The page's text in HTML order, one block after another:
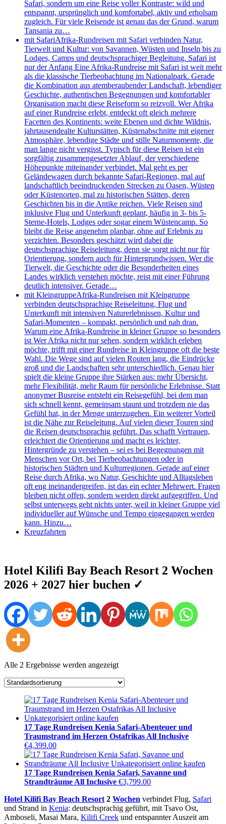
Safari, sondern um eine Reise voller Kontraste: wild und
entspannt, ursprünglich und komfortabel, aktiv und erholsam
zugleich. Für viele Reisende ist genau das der Grund, warum
Tansania zu…
mit SafariAfrika-Rundreisen mit Safari verbinden Natur,
Tierwelt und Kultur: von Savannen, Wüsten und Inseln bis zu
Lodges, Camps und deutschsprachiger Begleitung. Safari ist
nur der Anfang Eine Afrika-Rundreise mit Safari ist weit mehr
als die klassische Tierbeobachtung im Nationalpark. Gerade
die Kombination aus atemberaubender Landschaft, lebendiger
Geschichte, authentischen Begegnungen und komfortabler
Organisation macht diese Reiseform so reizvoll. Wer Afrika
auf einer Rundreise erlebt, entdeckt oft gleich mehrere
Facetten des Kontinents: weite Ebenen und dichte Wildnis,
jahrtausendealte Kulturstätten, Küstenabschnitte mit eigener
Atmosphäre, lebendige Städte und stille Naturmomente, die
man lange nicht vergisst. Typisch für diese Reisen ist ein
sorgfältig zusammengesetzter Ablauf, der verschiedene
Höhepunkte miteinander verbindet. Mal geht es per
Geländewagen durch bekannte Safari-Regionen, mal auf
landschaftlich beeindruckenden Strecken zu Oasen, Wüsten
oder Küstenorten, mal zu historischen Stätten, deren
Geschichten bis in die Antike reichen. Viele Reisen sind
inklusive Flug und Unterkunft geplant, häufig in 3- bis 5-
Sterne-Hotels, Lodges oder sogar einem Wüstencamp. So
bleibt die Reise angenehm planbar, ohne auf Erlebnis zu
verzichten. Besonders geschätzt wird dabei die
deutschsprachige Reiseleitung, denn sie sorgt nicht nur für
Orientierung, sondern auch für Hintergrundwissen. Wer die
Tierwelt, die Geschichte oder die Besonderheiten eines
Landes wirklich verstehen möchte, reist mit einer Führung
deutlich intensiver. Gerade…
mit KleingruppeAfrika-Rundreisen mit Kleingruppe
verbinden deutschsprachige Reiseleitung, Flug und
Unterkunft mit intensiven Naturerlebnissen, Kultur und
Safari-Momenten – kompakt, persönlich und nah dran.
Warum eine Afrika-Rundreise in kleiner Gruppe so besonders
ist Wer Afrika nicht nur sehen, sondern wirklich erleben
möchte, trifft mit einer Rundreise in Kleingruppe oft die beste
Wahl. Die Wege sind auf vielen Routen lang, die Eindrücke
groß und die Landschaften sehr unterschiedlich. Genau hier
spielt die kleine Gruppe ihre Stärken aus: mehr Übersicht,
mehr Flexibilität, mehr Raum für persönliche Erlebnisse. Statt
anonymer Busreise entsteht ein Reisegefühl, bei dem man
sich schnell kennt, gemeinsam staunt und trotzdem nie das
Gefühl hat, in der Menge unterzugehen. Ein weiterer Vorteil
ist die Nähe zur Reiseleitung. Auf vielen dieser Touren sind
die Reisen deutschsprachig geführt. Das schafft Vertrauen,
erleichtert die Orientierung und macht es leichter,
Hintergründe zu verstehen – sei es bei Begegnungen mit
Menschen vor Ort, bei Tierbeobachtungen oder in
historischen Städten und Kulturregionen. Gerade auf einer
Reise durch Afrika, wo Natur, Geschichte und Alltagsleben
oft eng ineinandergreifen, ist das ein echter Mehrwert. Fragen
bleiben nicht offen, sondern werden direkt aufgegriffen. Und
selbst unterwegs geht nichts unter, weil in kleiner Gruppe viel
individueller auf Wünsche und Tempo eingegangen werden
kann. Hinzu…
Kreuzfahrten
Hotel Kilifi Bay Beach Resort 2 Wochen
2026 + 2027 hier buchen ✓
Alle 2 Ergebnisse werden angezeigt
17 Tage Rundreisen Kenia Safari-Abenteuer und
Traumstrand im Herzen Ostafrikas All Inclusive
€4,399.00
17 Tage Rundreisen Kenia Safari, Savanne und
Strandträume All Inclusive €3,799.00
Hotel Kilifi Bay Beach Resort 2 Wochen verbindet Flug, Safari
und Strand in Kenia: deutschsprachig geführt, mit Tsavo Ost,
Amboseli, Masai Mara, Kilifi Creek und entspannter Auszeit am